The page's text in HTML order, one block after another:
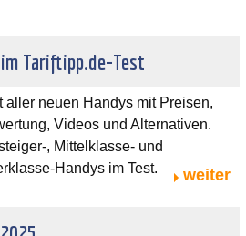
Tariftipp.de-Test
aller neuen Handys mit Preisen,
Videos und Alternativen.
, Mittelklasse- und
Handys im Test.
weiter